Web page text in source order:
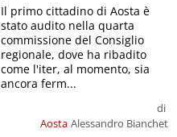
Aosta
di
Alessandro Bianchet
Il primo cittadino di Aosta è
stato audito nella quarta
commissione del Consiglio
regionale, dove ha ribadito
come l'iter, al momento, sia
ancora ferm...